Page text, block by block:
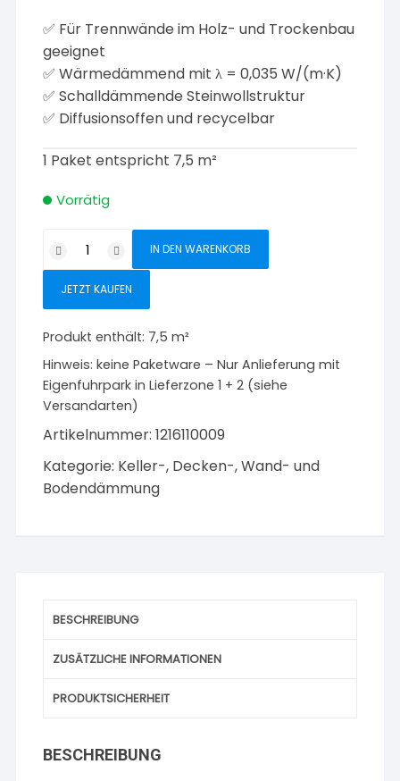
✅ Für Trennwände im Holz- und Trockenbau
geeignet
✅ Wärmedämmend mit λ = 0,035 W/(m·K)
✅ Schalldämmende Steinwollstruktur
✅ Diffusionsoffen und recycelbar
1 Paket entspricht 7,5 m²
Vorrätig
Sonorock
035
x
625
x
40
mm
IN DEN WARENKORB
JETZT KAUFEN
Produkt enthält: 7,5m²
Hinweis:keine Paketware – Nur Anlieferung mit
Eigenfuhrpark in Lieferzone 1 + 2 (siehe
Versandarten)
Artikelnummer:1216110009
Kategorie: Keller-, Decken-, Wand- und
Bodendämmung
BESCHREIBUNG
ZUSÄTZLICHE INFORMATIONEN
PRODUKTSICHERHEIT
BESCHREIBUNG